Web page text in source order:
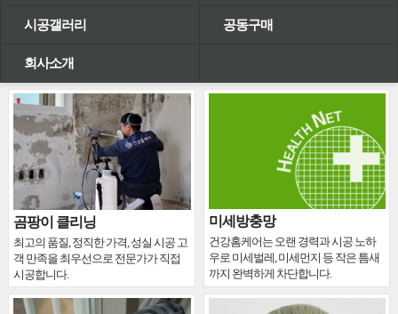
시공갤러리 공동구매
회사소개
곰팡이 클리닝
최고의 품질, 정직한 가격, 성실 시공 고
객 만족을 최우선으로 전문가가 직접
시공합니다.
미세방충망
건강홈케어는 오랜 경력과 시공 노하
우로 미세벌레, 미세먼지 등 작은 틈새
까지 완벽하게 차단합니다.